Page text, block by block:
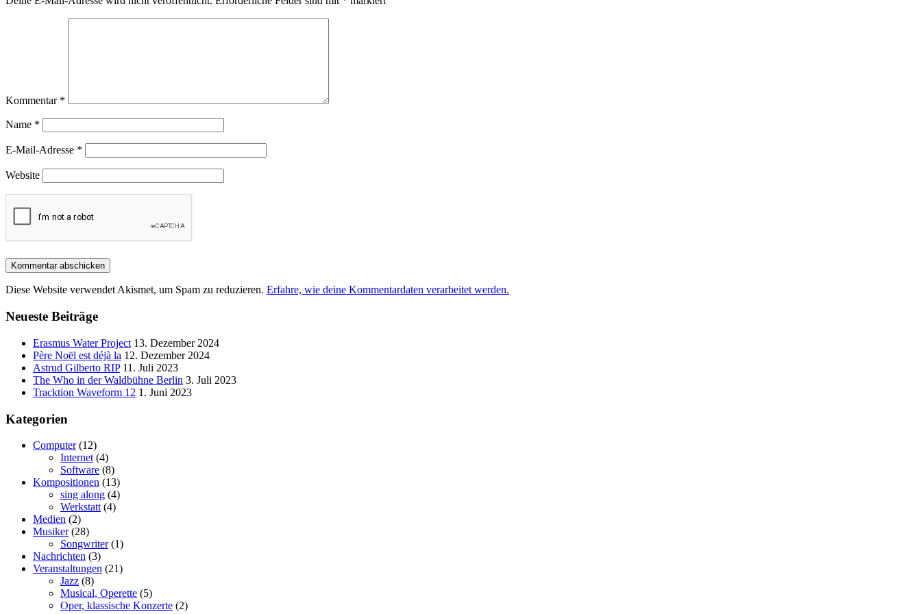
Kommentar *
Name *
E-Mail-Adresse *
Website
Diese Website verwendet Akismet, um Spam zu reduzieren. Erfahre, wie deine Kommentardaten verarbeitet werden.
Neueste Beiträge
Erasmus Water Project 13. Dezember 2024
Père Noël est déjà la 12. Dezember 2024
Astrud Gilberto RIP 11. Juli 2023
The Who in der Waldbühne Berlin 3. Juli 2023
Tracktion Waveform 12 1. Juni 2023
Kategorien
Computer(12)
Internet (4)
Software (8)
Kompositionen (13)
sing along (4)
Werkstatt (4)
Medien (2)
Musiker(28)
Songwriter(1)
Nachrichten (3)
Veranstaltungen (21)
Jazz (8)
Musical, Operette (5)
Oper, klassische Konzerte (2)